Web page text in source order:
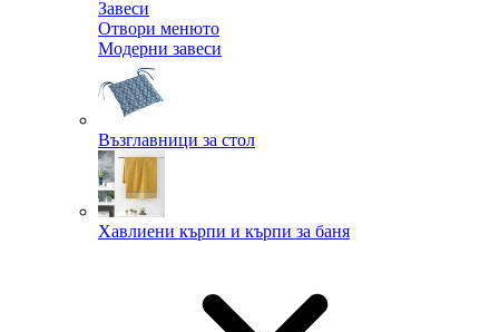
Завеси
Отвори менюто
Модерни завеси
Възглавници за стол
Хавлиени кърпи и кърпи за баня